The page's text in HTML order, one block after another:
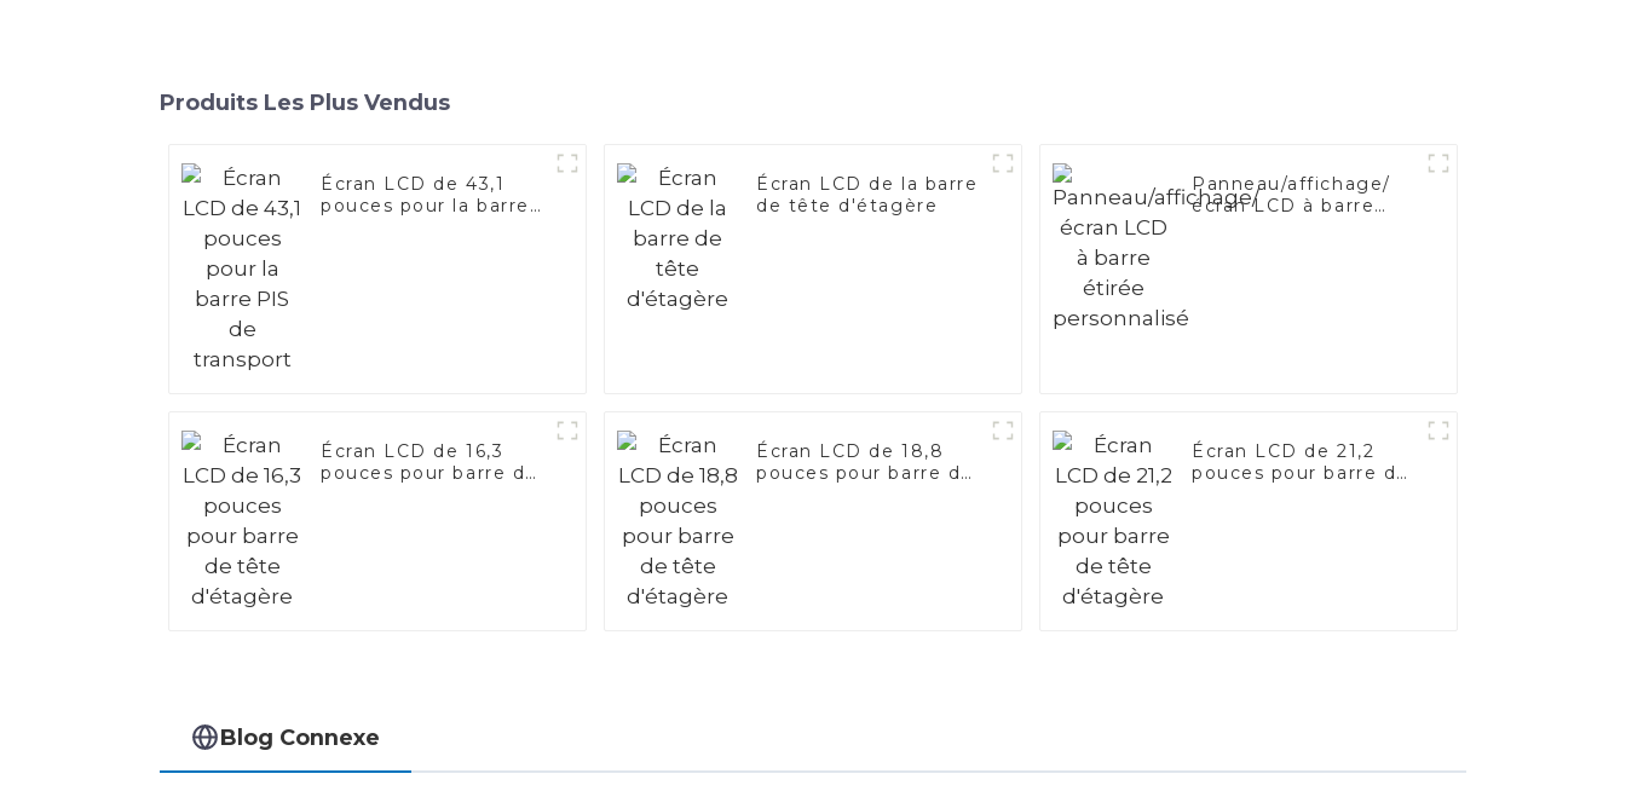
Produits Les Plus Vendus
Écran LCD de 43,1
pouces pour la barre
Écran LCD de la barre
de tête d'étagère
Panneau/affichage/
écran LCD à barre
Écran LCD de 16,3
pouces pour barre de
Écran LCD de 18,8
pouces pour barre de
Écran LCD de 21,2
pouces pour barre de
Blog Connexe